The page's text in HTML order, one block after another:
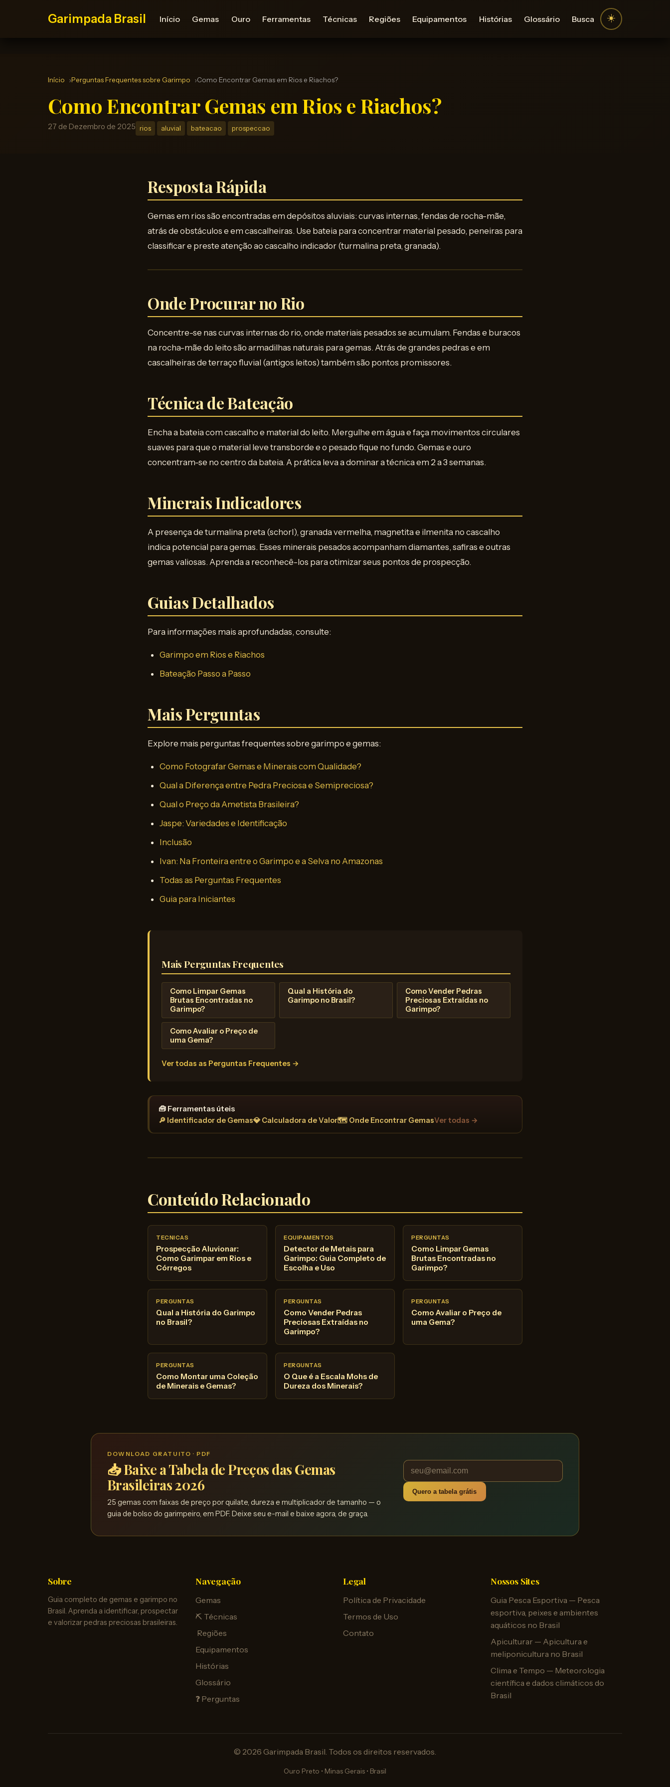
Garimpada Brasil Início Gemas Ouro Ferramentas Técnicas Regiões Equipamentos Histórias Glossário Busca ☀️
Início Perguntas Frequentes sobre Garimpo Como Encontrar Gemas em Rios e Riachos?
Como Encontrar Gemas em Rios e Riachos?
27 de Dezembro de 2025 rios aluvial bateacao prospeccao
Resposta Rápida
Gemas em rios são encontradas em depósitos aluviais: curvas internas, fendas de rocha-mãe,
atrás de obstáculos e em cascalheiras. Use bateia para concentrar material pesado, peneiras para
classificar e preste atenção ao cascalho indicador (turmalina preta, granada).
Onde Procurar no Rio
Concentre-se nas curvas internas do rio, onde materiais pesados se acumulam. Fendas e buracos
na rocha-mãe do leito são armadilhas naturais para gemas. Atrás de grandes pedras e em
cascalheiras de terraço fluvial (antigos leitos) também são pontos promissores.
Técnica de Bateação
Encha a bateia com cascalho e material do leito. Mergulhe em água e faça movimentos circulares
suaves para que o material leve transborde e o pesado fique no fundo. Gemas e ouro
concentram-se no centro da bateia. A prática leva a dominar a técnica em 2 a 3 semanas.
Minerais Indicadores
A presença de turmalina preta (schorl), granada vermelha, magnetita e ilmenita no cascalho
indica potencial para gemas. Esses minerais pesados acompanham diamantes, safiras e outras
gemas valiosas. Aprenda a reconhecê-los para otimizar seus pontos de prospecção.
Guias Detalhados
Para informações mais aprofundadas, consulte:
Garimpo em Rios e Riachos
Bateação Passo a Passo
Mais Perguntas
Explore mais perguntas frequentes sobre garimpo e gemas:
Como Fotografar Gemas e Minerais com Qualidade?
Qual a Diferença entre Pedra Preciosa e Semipreciosa?
Qual o Preço da Ametista Brasileira?
Jaspe: Variedades e Identificação
Inclusão
Ivan: Na Fronteira entre o Garimpo e a Selva no Amazonas
Todas as Perguntas Frequentes
Guia para Iniciantes
Mais Perguntas Frequentes
Como Limpar Gemas
Brutas Encontradas no
Garimpo?
Qual a História do
Garimpo no Brasil?
Como Vender Pedras
Preciosas Extraídas no
Garimpo?
Como Avaliar o Preço de
uma Gema?
Ver todas as Perguntas Frequentes →
🧰 Ferramentas úteis
🔎 Identificador de Gemas💎 Calculadora de Valor🗺️ Onde Encontrar GemasVer todas →
Conteúdo Relacionado
TECNICAS
Prospecção Aluvionar:
Como Garimpar em Rios e
Córregos
EQUIPAMENTOS
Detector de Metais para
Garimpo: Guia Completo de
Escolha e Uso
PERGUNTAS
Como Limpar Gemas
Brutas Encontradas no
Garimpo?
PERGUNTAS
Qual a História do Garimpo
no Brasil?
PERGUNTAS
Como Vender Pedras
Preciosas Extraídas no
Garimpo?
PERGUNTAS
Como Avaliar o Preço de
uma Gema?
PERGUNTAS
Como Montar uma Coleção
de Minerais e Gemas?
PERGUNTAS
O Que é a Escala Mohs de
Dureza dos Minerais?
DOWNLOAD GRATUITO · PDF
📥 Baixe a Tabela de Preços das Gemas
Brasileiras 2026
25 gemas com faixas de preço por quilate, dureza e multiplicador de tamanho — o
guia de bolso do garimpeiro, em PDF. Deixe seu e-mail e baixe agora, de graça.
Quero a tabela grátis
Sobre
Guia completo de gemas e garimpo no
Brasil. Aprenda a identificar, prospectar
e valorizar pedras preciosas brasileiras.
Navegação
Gemas
⛏️ Técnicas
️ Regiões
Equipamentos
Histórias
Glossário
❓ Perguntas
Legal
Política de Privacidade
Termos de Uso
Contato
Nossos Sites
Guia Pesca Esportiva — Pesca
esportiva, peixes e ambientes
aquáticos no Brasil
Apiculturar — Apicultura e
meliponicultura no Brasil
Clima e Tempo — Meteorologia
científica e dados climáticos do
Brasil
© 2026 Garimpada Brasil. Todos os direitos reservados.
Ouro Preto • Minas Gerais • Brasil